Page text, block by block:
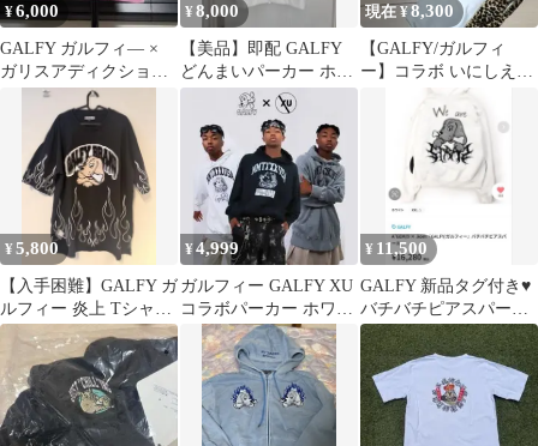
¥6,000
GALFY ガルフィ― ×
ガリスアディクション
わんわん大学 チビT ミ
¥8,000
【美品】即配 GALFY
どんまいパーカー ホワ
イト フード耳付き ガル
現在 ¥8,300
【GALFY/ガルフィ
ー】コラボ いにしえギ
ャルSETUP 白 ホワイ
¥5,800
【入手困難】GALFY ガ
ルフィー 炎上 Tシャツ
ファイアー柄 大型犬
¥4,999
ガルフィー GALFY XU
コラボパーカー ホワイ
¥ 11,500
GALFY 新品タグ付き♥
バチバチピアスパーカ
ー ホワイト XL